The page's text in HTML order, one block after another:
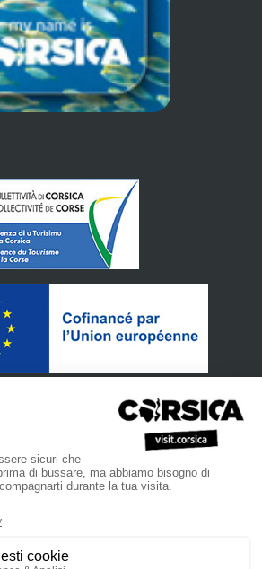
Iscriviti alla nostra
di vendita Site Professionnel • L’Agenzia
Mappa del sito
Contattaci
by cd-media.fr